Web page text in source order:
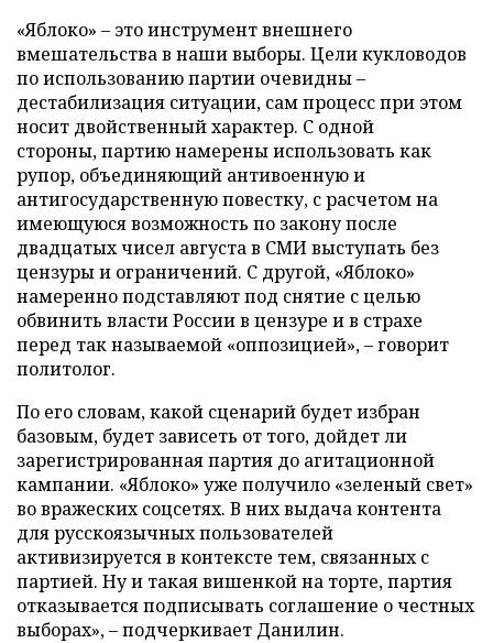
«Яблоко» – это инструмент внешнего
вмешательства в наши выборы. Цели кукловодов
по использованию партии очевидны –
дестабилизация ситуации, сам процесс при этом
носит двойственный характер. С одной
стороны, партию намерены использовать как
рупор, объединяющий антивоенную и
антигосударственную повестку, с расчетом на
имеющуюся возможность по закону после
двадцатых чисел августа в СМИ выступать без
цензуры и ограничений. С другой, «Яблоко»
намеренно подставляют под снятие с целью
обвинить власти России в цензуре и в страхе
перед так называемой «оппозицией», – говорит
политолог.
По его словам, какой сценарий будет избран
базовым, будет зависеть от того, дойдет ли
зарегистрированная партия до агитационной
кампании. «Яблоко» уже получило «зеленый свет»
во вражеских соцсетях. В них выдача контента
для русскоязычных пользователей
активизируется в контексте тем, связанных с
партией. Ну и такая вишенкой на торте, партия
отказывается подписывать соглашение о честных
выборах», – подчеркивает Данилин.